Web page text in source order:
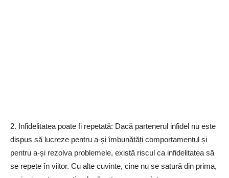
2. Infidelitatea poate fi repetată: Dacă partenerul infidel nu este
dispus să lucreze pentru a-și îmbunătăți comportamentul și
pentru a-și rezolva problemele, există riscul ca infidelitatea să
se repete în viitor. Cu alte cuvinte, cine nu se satură din prima,